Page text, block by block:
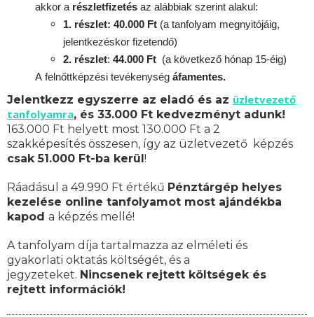
akkor a részletfizetés az alábbiak szerint alakul:
1. részlet: 40.000 Ft (a tanfolyam megnyitójáig,
jelentkezéskor fizetendő)
2. részlet: 44.000 Ft (a következő hónap 15-éig)
A felnőttképzési tevékenység áfamentes.
Jelentkezz egyszerre az eladó és az üzletvezető
tanfolyamra, és 33.000 Ft kedvezményt adunk!
163.000 Ft helyett most 130.000 Ft a 2
szakképesítés összesen, így az üzletvezető képzés
csak 51.000 Ft-ba kerül !
Ráadásul a 49.990 Ft értékű Pénztárgép helyes
kezelése online tanfolyamot most ajándékba
kapod a képzés mellé!
A tanfolyam díja tartalmazza az elméleti és
gyakorlati oktatás költségét, és a
jegyzeteket. Nincsenek rejtett költségek és
rejtett információk!